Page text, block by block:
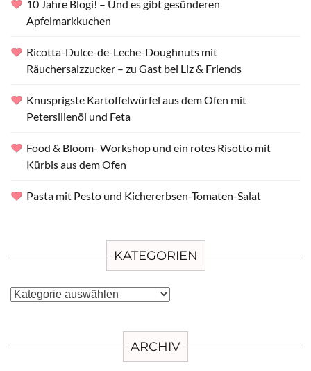
10 Jahre Blogi! – Und es gibt gesünderen
Apfelmarkkuchen
Ricotta-Dulce-de-Leche-Doughnuts mit
Räuchersalzzucker – zu Gast bei Liz & Friends
Knusprigste Kartoffelwürfel aus dem Ofen mit
Petersilienöl und Feta
Food & Bloom- Workshop und ein rotes Risotto mit
Kürbis aus dem Ofen
Pasta mit Pesto und Kichererbsen-Tomaten-Salat
KATEGORIEN
Kategorien
ARCHIV